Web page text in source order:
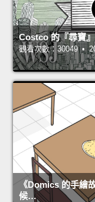
Costco 的『尋寶
觀看次數：30049 •
《Domics 的手繪
候…